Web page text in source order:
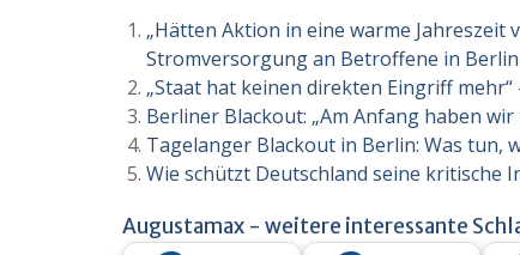
„Hätten Aktion in eine warme
Stromversorgung an Betroffene in Berlin
„Staat hat keinen direkten Eingriff
Berliner Blackout: „Am Anfang haben
Tagelanger Blackout in Berlin: Was tun,
Wie schützt Deutschland seine kritische
Augustamax - weitere interessante